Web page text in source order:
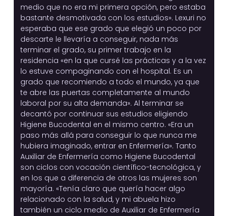
medio que no era mi primera opción, pero estaba
bastante desmotivada con los estudios». Lexuri no
esperaba que ese grado que elegió un poco por
descarte le llevaría a conseguir, nada más
terminar el grado, su primer trabajo en la
residencia «en la que cursé las prácticas y a la vez
lo estuve compaginando con el hospital. Es un
grado que recomiendo a todo el mundo, ya que
te abre las puertas completamente al mundo
laboral por su alta demanda». Al terminar se
decantó por continuar sus estudios eligiendo
Higiene Bucodental en el mismo centro. «Era un
paso más allá para conseguir lo que nunca me
hubiera imaginado, entrar en Enfermería». Tanto
Auxiliar de Enfermería como Higiene Bucodental
son ciclos con vocación científico-tecnológica, y
en los que a diferencia de otros las mujeres son
mayoría. «Tenía claro que quería hacer algo
relacionado con la salud, y mi abuela hizo
también un ciclo medio de Auxiliar de Enfermería